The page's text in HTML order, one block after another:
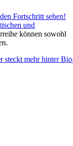
Fortschritt sehen!
und
können sowohl
steckt mehr hinter